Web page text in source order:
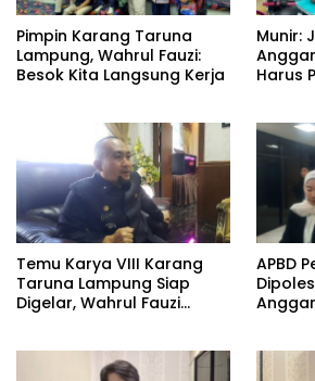
Pimpin Karang Taruna
Lampung, Wahrul Fauzi:
Besok Kita Langsung Kerja
Munir:
Harus
Temu Karya VIII Karang
Taruna Lampung Siap
Digelar, Wahrul Fauzi
APBD